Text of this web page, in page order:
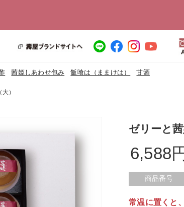
茜姫しあわせ包み 飯喰は（ままけは） 甘酒
）
ゼリーと茜
6,588
商品番号
常温に置くと